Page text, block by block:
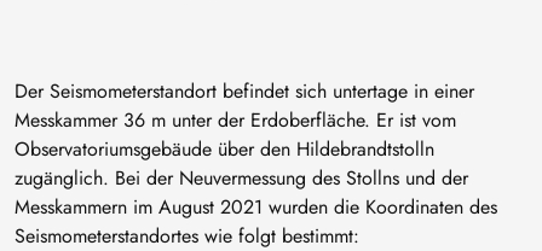
Der Seismometerstandort befindet sich untertage in einer
Messkammer 36 m unter der Erdoberfläche. Er ist vom
Observatoriumsgebäude über den Hildebrandtstolln
zugänglich. Bei der Neuvermessung des Stollns und der
Messkammern im August 2021 wurden die Koordinaten des
Seismometerstandortes wie folgt bestimmt: